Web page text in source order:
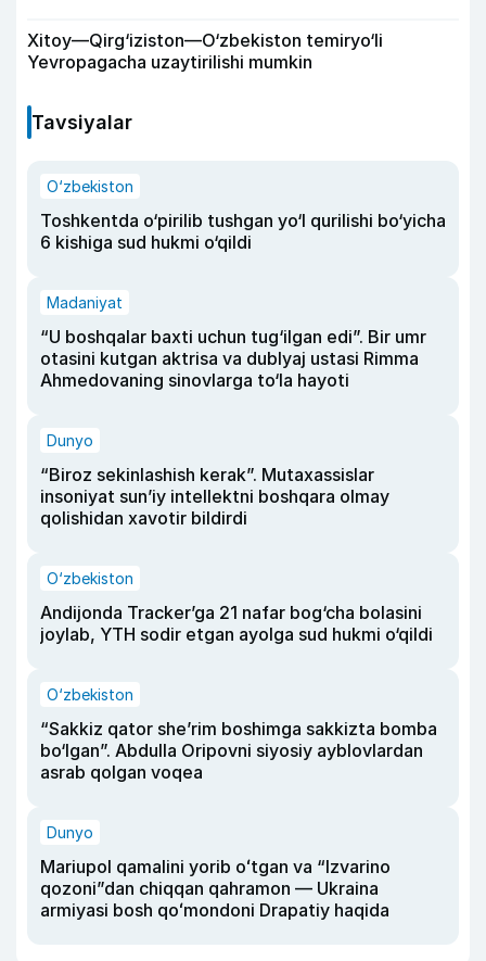
Xitoy—Qirg‘iziston—O‘zbekiston temiryo‘li
Yevropagacha uzaytirilishi mumkin
Tavsiyalar
O‘zbekiston
Toshkentda o‘pirilib tushgan yo‘l qurilishi bo‘yicha
6 kishiga sud hukmi o‘qildi
Madaniyat
“U boshqalar baxti uchun tug‘ilgan edi”. Bir umr
otasini kutgan aktrisa va dublyaj ustasi Rimma
Ahmedovaning sinovlarga to‘la hayoti
Dunyo
“Biroz sekinlashish kerak”. Mutaxassislar
insoniyat sun’iy intellektni boshqara olmay
qolishidan xavotir bildirdi
O‘zbekiston
Andijonda Tracker’ga 21 nafar bog‘cha bolasini
joylab, YTH sodir etgan ayolga sud hukmi o‘qildi
O‘zbekiston
“Sakkiz qator she’rim boshimga sakkizta bomba
bo‘lgan”. Abdulla Oripovni siyosiy ayblovlardan
asrab qolgan voqea
Dunyo
Mariupol qamalini yorib oʻtgan va “Izvarino
qozoni”dan chiqqan qahramon — Ukraina
armiyasi bosh qoʻmondoni Drapatiy haqida